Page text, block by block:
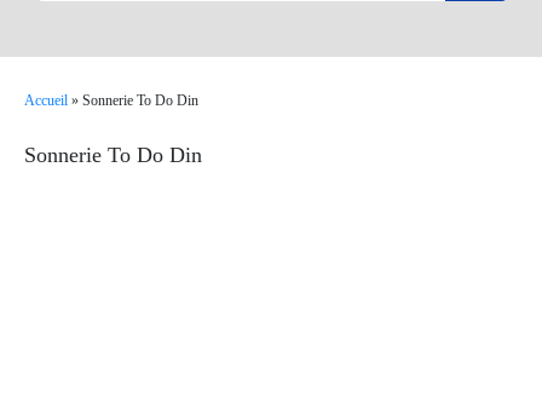
Accueil » Sonnerie To Do Din
Sonnerie To Do Din